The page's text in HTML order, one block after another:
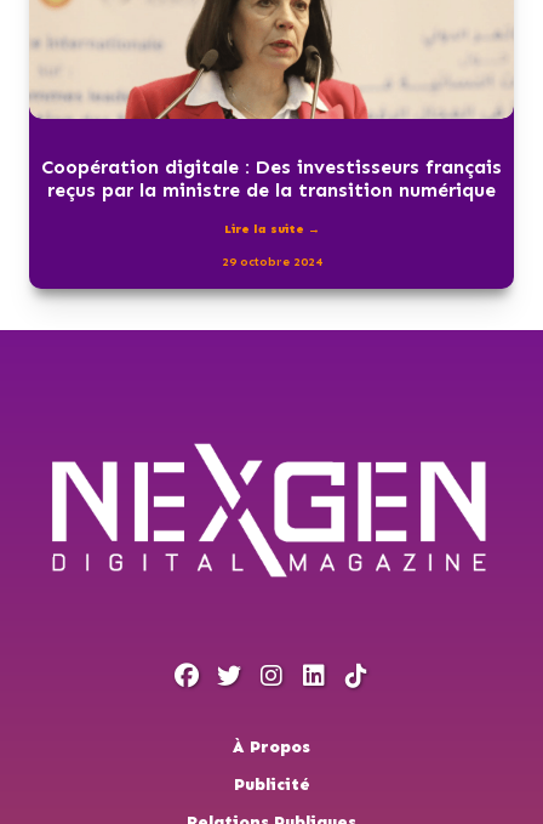
Coopération digitale : Des investisseurs français
reçus par la ministre de la transition numérique
Lire la suite →
29 octobre 2024
À Propos
Publicité